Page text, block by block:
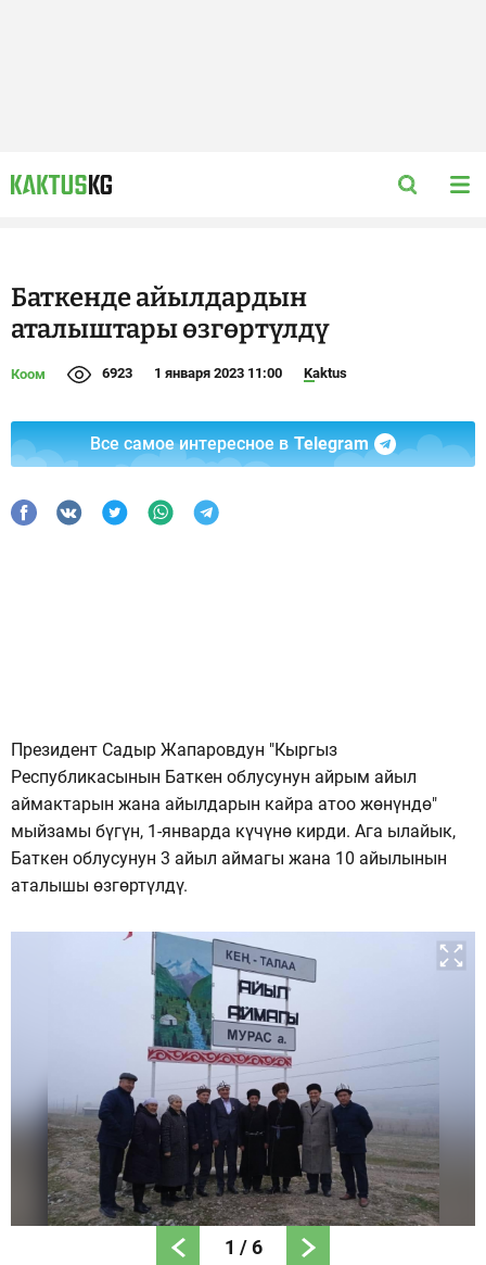
Баткенде айылдардын
аталыштары өзгөртүлдү
Коом 6923 1 января 2023 11:00 Kaktus
Все самое интересное в Telegram
Президент Садыр Жапаровдун "Кыргыз
Республикасынын Баткен облусунун айрым айыл
аймактарын жана айылдарын кайра атоо жөнүндө"
мыйзамы бүгүн, 1-январда күчүнө кирди. Ага ылайык,
Баткен облусунун 3 айыл аймагы жана 10 айылынын
аталышы өзгөртүлдү.
1 /6